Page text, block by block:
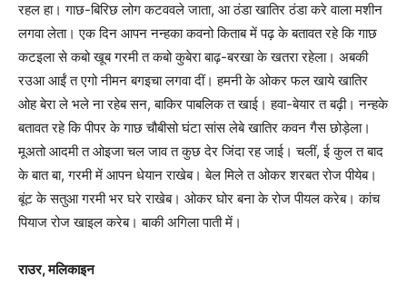
रहल हा। गाछ-बिरिछ लोग कटववले जाता, आ ठंडा खातिर ठंडा करे वाला मशीन
लगवा लेता। एक दिन आपन नन्हका कवनो किताब में पढ़ के बतावत रहे कि गाछ
कटइला से कबो खूब गरमी त कबो कुबेरा बाढ़-बरखा के खतरा रहेला। अबकी
रउआ आईं त एगो नीमन बगइचा लगवा दीं। हमनी के ओकर फल खाये खातिर
ओह बेरा ले भले ना रहेब सन, बाकिर पाबलिक त खाई। हवा-बेयार त बढ़ी। नन्हके
बतावत रहे कि पीपर के गाछ चौबीसो घंटा सांस लेबे खातिर कवन गैस छोड़ेला।
मूअतो आदमी त ओइजा चल जाव त कुछ देर जिंदा रह जाई। चलीं, ई कुल त बाद
के बात बा, गरमी में आपन धेयान राखेब। बेल मिले त ओकर शरबत रोज पीयेब।
बूंट के सतुआ गरमी भर घरे राखेब। ओकर घोर बना के रोज पीयल करेब। कांच
पियाज रोज खाइल करेब। बाकी अगिला पाती में।
राउर, मलिकाइन